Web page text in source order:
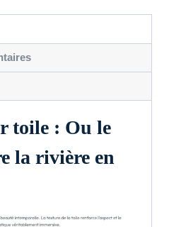
toile : Ou le
la rivière en